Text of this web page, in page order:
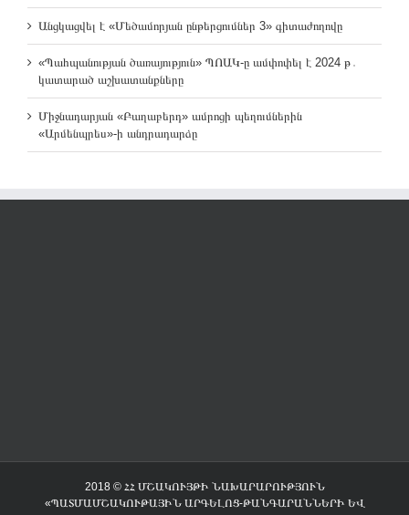
Անցկացվել է «Մեծամորյան ընթերցումներ 3» գիտաժողովը
«Պահպանության ծառայություն» ՊՈԱԿ-ը ամփոփել է 2024 թ․
կատարած աշխատանքները
Միջնադարյան «Բաղաբերդ» ամրոցի պեղումներին
«Արմենպրես»-ի անդրադարձը
2018 © ՀՀ ՄՇԱԿՈՒՅԹԻ ՆԱԽԱՐԱՐՈՒԹՅՈՒՆ
«ՊԱՏՄԱՄՇԱԿՈՒԹԱՅԻՆ ԱՐԳԵԼՈՑ-ԹԱՆԳԱՐԱՆՆԵՐԻ ԵՎ